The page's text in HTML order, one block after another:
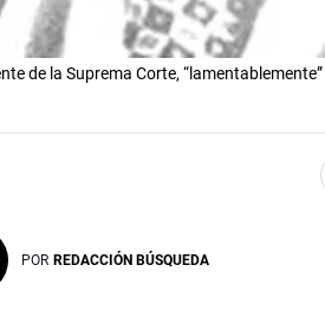
de la Suprema Corte,
POR REDACCIÓN BÚSQUEDA